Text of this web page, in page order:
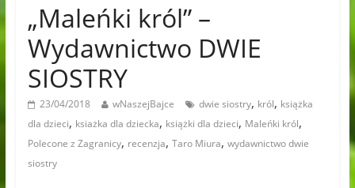
„Maleńki król” –
Wydawnictwo DWIE
SIOSTRY
23/04/2018 wNaszejBajce dwie siostry, król, książka
dla dzieci, ksiażka dla dziecka, książki dla dzieci, Maleńki król,
Polecone z Zagranicy, recenzja, Taro Miura, wydawnictwo dwie
siostry